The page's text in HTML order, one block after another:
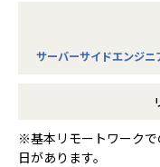
サーバーサイドエンジニ
※基本リモートワーク
日があります。